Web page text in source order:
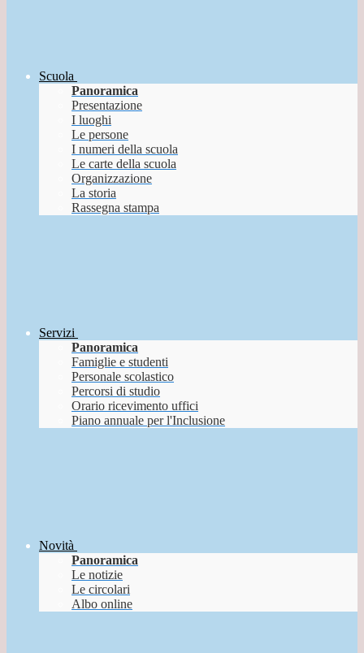
Scuola
Panoramica
Presentazione
I luoghi
Le persone
I numeri della scuola
Le carte della scuola
Organizzazione
La storia
Rassegna stampa
Servizi
Panoramica
Famiglie e studenti
Personale scolastico
Percorsi di studio
Orario ricevimento uffici
Piano annuale per l'Inclusione
Novità
Panoramica
Le notizie
Le circolari
Albo online